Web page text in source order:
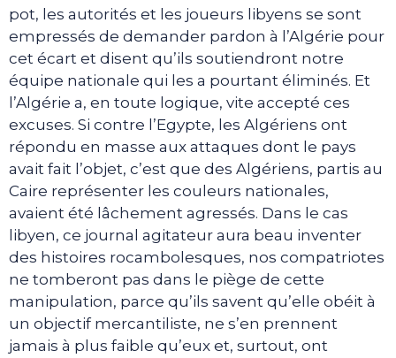
pot, les autorités et les joueurs libyens se sont
empressés de demander pardon à l’Algérie pour
cet écart et disent qu’ils soutiendront notre
équipe nationale qui les a pourtant éliminés. Et
l’Algérie a, en toute logique, vite accepté ces
excuses. Si contre l’Egypte, les Algériens ont
répondu en masse aux attaques dont le pays
avait fait l’objet, c’est que des Algériens, partis au
Caire représenter les couleurs nationales,
avaient été lâchement agressés. Dans le cas
libyen, ce journal agitateur aura beau inventer
des histoires rocambolesques, nos compatriotes
ne tomberont pas dans le piège de cette
manipulation, parce qu’ils savent qu’elle obéit à
un objectif mercantiliste, ne s’en prennent
jamais à plus faible qu’eux et, surtout, ont